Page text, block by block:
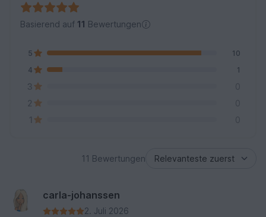
Basierend auf 11 Bewertungen
5
10
4
1
3
0
2
0
1
0
11 Bewertungen
carla-johanssen
2. Juli 2026